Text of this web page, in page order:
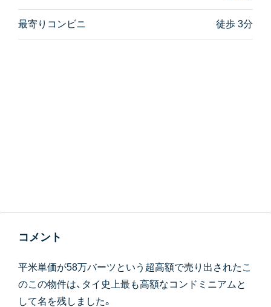
最寄りコンビニ 徒歩 3分
コメント
平米単価が58万バーツという超高額で売り出されたこ
のこの物件は、タイ史上最も高額なコンドミニアムと
して名を残しました。